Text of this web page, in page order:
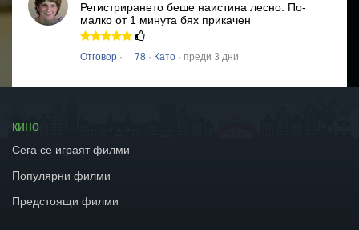
Регистрирането беше наистина лесно. По-
малко от 1 минута бях прикачен
Отговор · 78 · Като · преди 3 дни
кино
Сега се играят филми
Популярни филми
Предстоящи филми